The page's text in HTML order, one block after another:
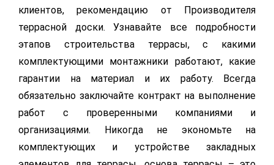
клиентов, рекомендацию от Производителя
террасной доски. Узнавайте все подробности
этапов строительства террасы, с какими
комплектующими монтажники работают, какие
гарантии на материал и их работу. Всегда
обязательно заключайте контракт на выполнение
работ с проверенными компаниями и
организациями. Никогда не экономьте на
комплектующих и устройстве закладных